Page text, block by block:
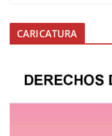
CARICATURA